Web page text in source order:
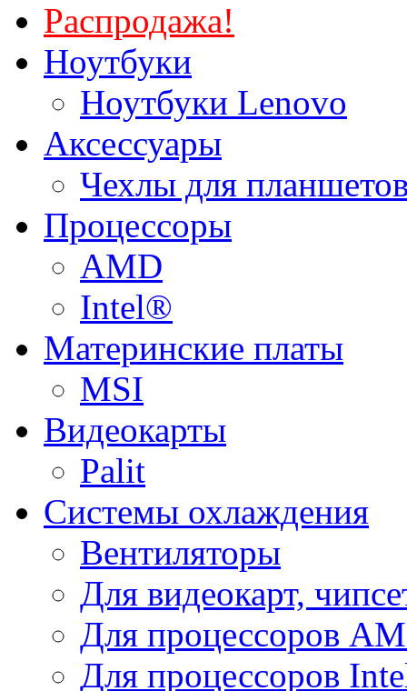
Распродажа!
Ноутбуки
Ноутбуки Lenovo
Аксессуары
Чехлы для
Процессоры
AMD
Intel®
Материнские платы
MSI
Видеокарты
Palit
Системы охлаждения
Вентиляторы
Для видеокарт,
Для процессоров
Для процессоров